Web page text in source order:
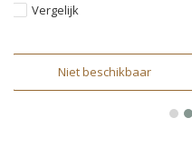
Vergelijk
Niet beschikbaar